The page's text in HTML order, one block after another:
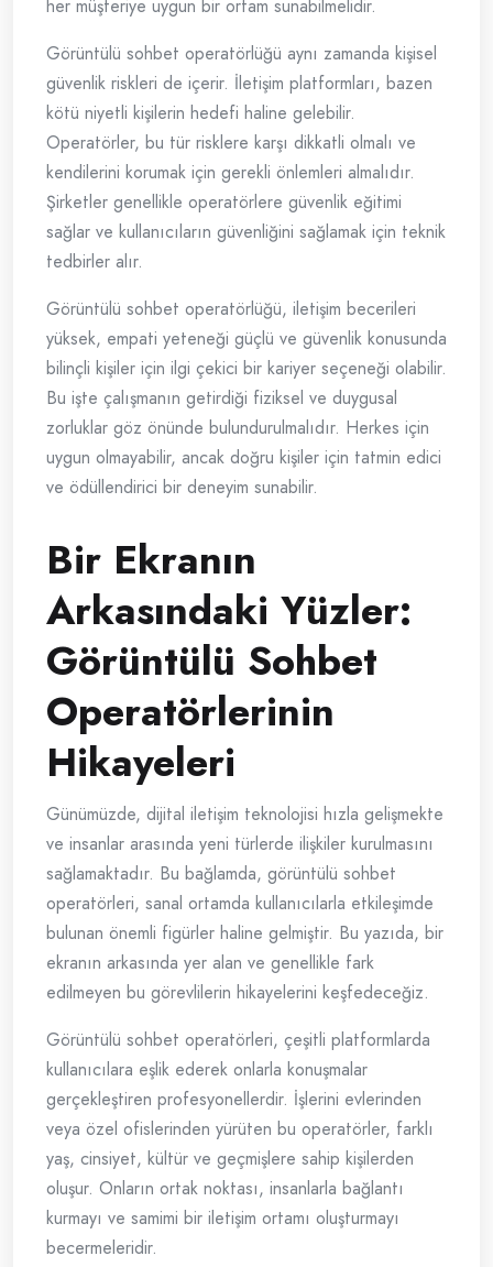
her müşteriye uygun bir ortam sunabilmelidir.
Görüntülü sohbet operatörlüğü aynı zamanda kişisel
güvenlik riskleri de içerir. İletişim platformları, bazen
kötü niyetli kişilerin hedefi haline gelebilir.
Operatörler, bu tür risklere karşı dikkatli olmalı ve
kendilerini korumak için gerekli önlemleri almalıdır.
Şirketler genellikle operatörlere güvenlik eğitimi
sağlar ve kullanıcıların güvenliğini sağlamak için teknik
tedbirler alır.
Görüntülü sohbet operatörlüğü, iletişim becerileri
yüksek, empati yeteneği güçlü ve güvenlik konusunda
bilinçli kişiler için ilgi çekici bir kariyer seçeneği olabilir.
Bu işte çalışmanın getirdiği fiziksel ve duygusal
zorluklar göz önünde bulundurulmalıdır. Herkes için
uygun olmayabilir, ancak doğru kişiler için tatmin edici
ve ödüllendirici bir deneyim sunabilir.
Bir Ekranın
Arkasındaki Yüzler:
Görüntülü Sohbet
Operatörlerinin
Hikayeleri
Günümüzde, dijital iletişim teknolojisi hızla gelişmekte
ve insanlar arasında yeni türlerde ilişkiler kurulmasını
sağlamaktadır. Bu bağlamda, görüntülü sohbet
operatörleri, sanal ortamda kullanıcılarla etkileşimde
bulunan önemli figürler haline gelmiştir. Bu yazıda, bir
ekranın arkasında yer alan ve genellikle fark
edilmeyen bu görevlilerin hikayelerini keşfedeceğiz.
Görüntülü sohbet operatörleri, çeşitli platformlarda
kullanıcılara eşlik ederek onlarla konuşmalar
gerçekleştiren profesyonellerdir. İşlerini evlerinden
veya özel ofislerinden yürüten bu operatörler, farklı
yaş, cinsiyet, kültür ve geçmişlere sahip kişilerden
oluşur. Onların ortak noktası, insanlarla bağlantı
kurmayı ve samimi bir iletişim ortamı oluşturmayı
becermeleridir.